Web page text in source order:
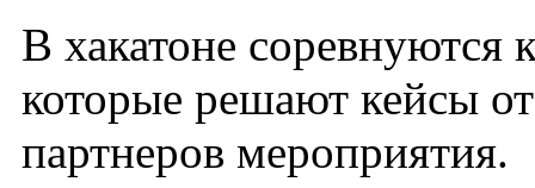
В хакатоне соревнуются
которые решают кейсы
партнеров мероприятия.